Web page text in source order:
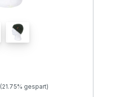
(21.75% gespart)